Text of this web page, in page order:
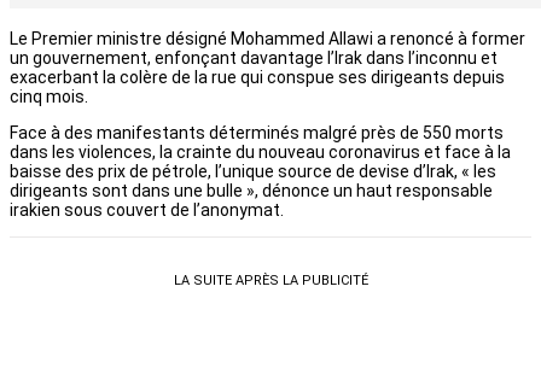
Le Premier ministre désigné Mohammed Allawi a renoncé à former
un gouvernement, enfonçant davantage l’Irak dans l’inconnu et
exacerbant la colère de la rue qui conspue ses dirigeants depuis
cinq mois.
Face à des manifestants déterminés malgré près de 550 morts
dans les violences, la crainte du nouveau coronavirus et face à la
baisse des prix de pétrole, l’unique source de devise d’Irak, « les
dirigeants sont dans une bulle », dénonce un haut responsable
irakien sous couvert de l’anonymat.
LA SUITE APRÈS LA PUBLICITÉ